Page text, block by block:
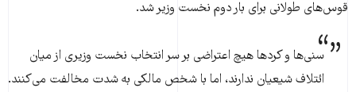
قوس‌های طولانی برای بار دوم نخست وزیر شد.
سنی‌ها و کردها هیچ اعتراضی بر سر انتخاب نخست وزیری از میان
ائتلاف شیعیان ندارند، اما با شخص مالکی به شدت مخالفت می‌کنند.